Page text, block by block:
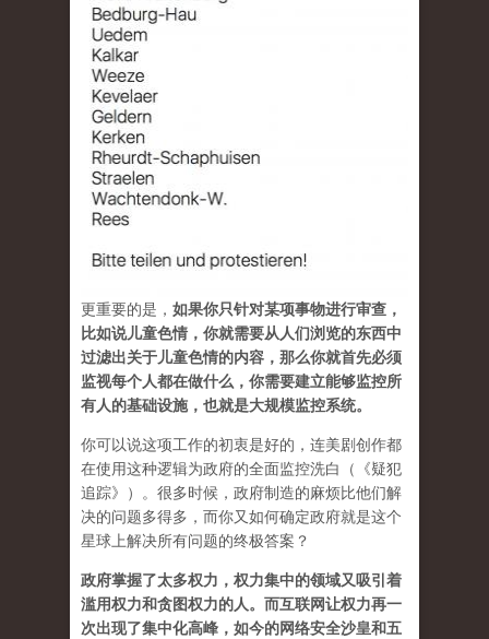
更重要的是， 如果你只针对某项事物进行审查，
比如说儿童色情，你就需要从人们浏览的东西中
过滤出关于儿童色情的内容，那么你就首先必须
监视每个人都在做什么，你需要建立能够监控所
有人的基础设施，也就是大规模监控系统。
你可以说这项工作的初衷是好的，连美剧创作都
在使用这种逻辑为政府的全面监控洗白（《疑犯
追踪》）。很多时候，政府制造的麻烦比他们解
决的问题多得多，而你又如何确定政府就是这个
星球上解决所有问题的终极答案？
政府掌握了太多权力，权力集中的领域又吸引着
滥用权力和贪图权力的人。而互联网让权力再一
次出现了集中化高峰，如今的网络安全沙皇和五